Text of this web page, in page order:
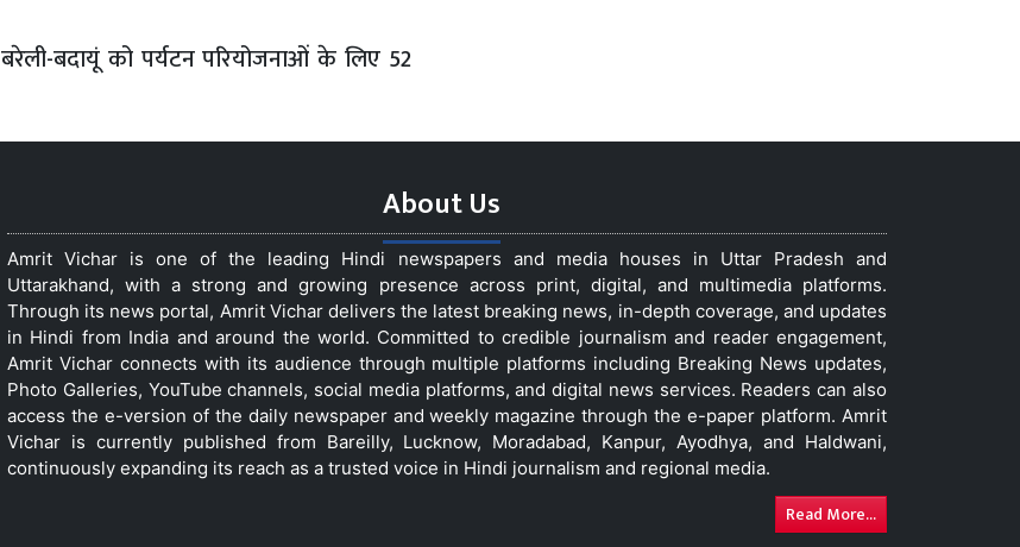
बरेली-बदायूं को पर्यटन परियोजनाओं के लिए 52
About Us
Amrit Vichar is one of the leading Hindi newspapers and media houses in Uttar Pradesh and
Uttarakhand, with a strong and growing presence across print, digital, and multimedia platforms.
Through its news portal, Amrit Vichar delivers the latest breaking news, in-depth coverage, and updates
in Hindi from India and around the world. Committed to credible journalism and reader engagement,
Amrit Vichar connects with its audience through multiple platforms including Breaking News updates,
Photo Galleries, YouTube channels, social media platforms, and digital news services. Readers can also
access the e-version of the daily newspaper and weekly magazine through the e-paper platform. Amrit
Vichar is currently published from Bareilly, Lucknow, Moradabad, Kanpur, Ayodhya, and Haldwani,
continuously expanding its reach as a trusted voice in Hindi journalism and regional media.
Read More...